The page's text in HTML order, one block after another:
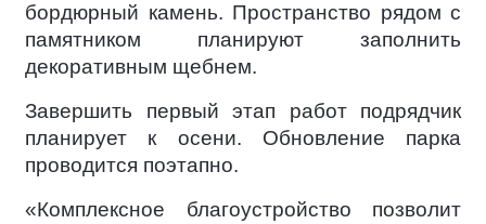
бордюрный камень. Пространство рядом с
памятником планируют заполнить
декоративным щебнем.
Завершить первый этап работ подрядчик
планирует к осени. Обновление парка
проводится поэтапно.
«Комплексное благоустройство позволит